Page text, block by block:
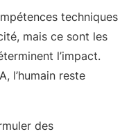
techniques
mais ce sont les
l’impact.
l’humain reste
des